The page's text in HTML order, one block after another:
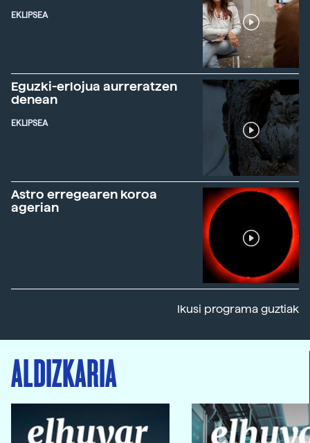
EKLIPSEA
Eguzki-erlojua aurreratzen
denean
EKLIPSEA
Astro erregearen koroa
agerian
Ikusi programa guztiak
ALDIZKARIA